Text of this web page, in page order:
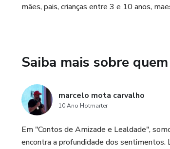
mães, pais, crianças entre 3 e 10 anos,
Saiba mais sobre
marcelo mota carvalho
10 Ano Hotmarter
Em "Contos de Amizade e Lealdade",
encontra a profundidade dos